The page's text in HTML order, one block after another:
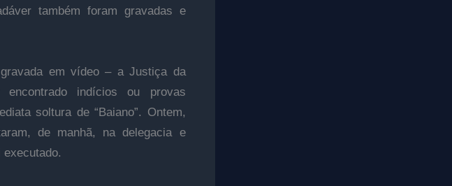
também foram gravadas e
em vídeo – a Justiça da
indícios ou provas
soltura de “Baiano”. Ontem,
de manhã, na delegacia e
executado.